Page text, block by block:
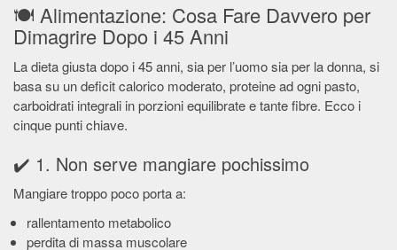
🍽️ Alimentazione: Cosa Fare Davvero per
Dimagrire Dopo i 45 Anni
La dieta giusta dopo i 45 anni, sia per l’uomo sia per la donna, si
basa su un deficit calorico moderato, proteine ad ogni pasto,
carboidrati integrali in porzioni equilibrate e tante fibre. Ecco i
cinque punti chiave.
✔️ 1. Non serve mangiare pochissimo
Mangiare troppo poco porta a:
rallentamento metabolico
perdita di massa muscolare